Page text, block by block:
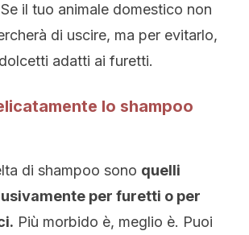
il tuo animale domestico non
di uscire, ma per evitarlo,
adatti ai furetti.
lo shampoo
di shampoo sono quelli
per furetti o per
Più morbido è, meglio è. Puoi